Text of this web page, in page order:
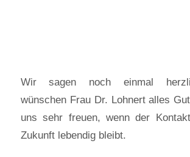
Wir sagen noch einmal
wünschen Frau Dr. Lohnert alles
uns sehr freuen, wenn der
Zukunft lebendig bleibt.